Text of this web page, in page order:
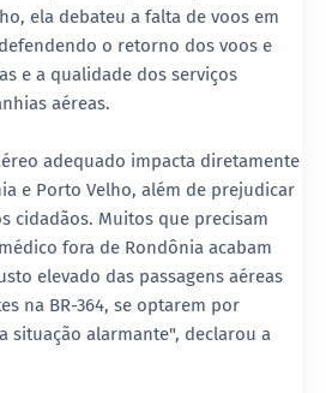
ela debateu a falta de voos em
o retorno dos voos e
e a qualidade dos serviços
aéreas.
adequado impacta diretamente
e Porto Velho, além de prejudicar
cidadãos. Muitos que precisam
fora de Rondônia acabam
elevado das passagens aéreas
na BR-364, se optarem por
situação alarmante", declarou a